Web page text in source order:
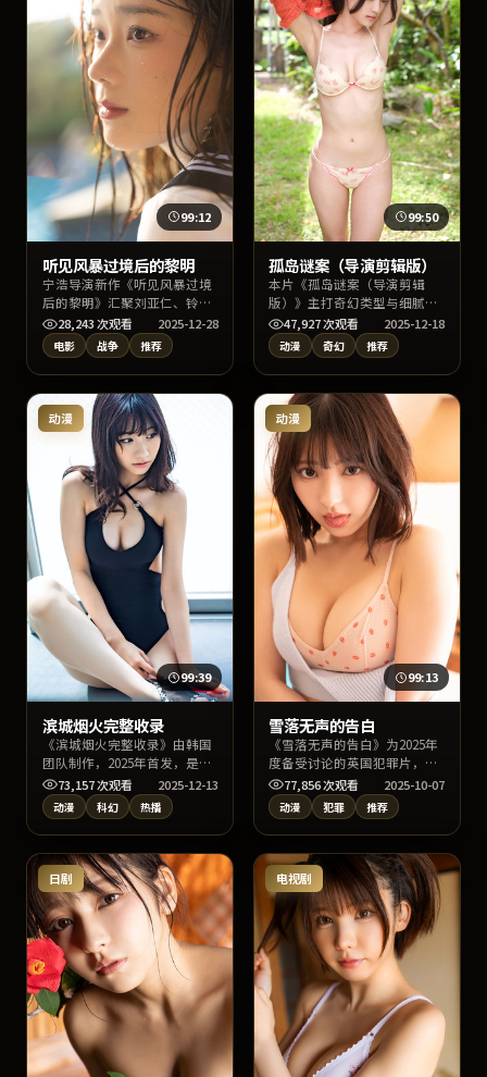
99:12
听见风暴过境后的黎明
宁浩导演新作《听见风暴过境
后的黎明》汇聚刘亚仁、铃木
亮平、姚晨等实力阵容，背景
设定于美国当代都市与边缘社
群。作品以战争叙事切入社会
议题，影像质感出色，适合关
键词检索“战争”“美国影
视”用户观看。
28,243次观看 2025-12-28
电影 战争 推荐
99:50
孤岛谜案（导演剪辑版）
本片《孤岛谜案（导演剪辑
版）》主打奇幻类型与细腻表
演，陈凯歌执导，黄渤、IU、
沈恩敬联合出演。剧情兼顾悬
念与情感温度，上线后适合通
过片名、导演或演员名检索找
到高清片源。
47,927次观看 2025-12-18
动漫 奇幻 推荐
动漫
99:39
滨城烟火完整收录
《滨城烟火完整收录》由韩国
团队制作，2025年首发，是枝
裕和任导演，梁朝伟、黄渤、
马丽担纲核心角色。故事围绕
一场意外事件展开连锁反应，
画面构图讲究，亦适合影视爱
好者做拉片学习。
73,157次观看 2025-12-13
动漫 科幻 热播
动漫
99:13
雪落无声的告白
《雪落无声的告白》为2025年
度备受讨论的英国犯罪片，主
演梁朝伟、河正宇、沈腾与导
演是枝裕和的合作火花十足。
影片在情节反转与人物动机刻
画上均有亮点，适宜深夜沉浸
式追剧或周末家庭观影。
77,856次观看 2025-10-07
动漫 犯罪 推荐
日剧 电视剧